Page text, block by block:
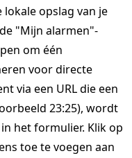
opslag van je
"Mijn alarmen"-
om één
voor directe
via een URL die een
23:25), wordt
het formulier. Klik op
toe te voegen aan